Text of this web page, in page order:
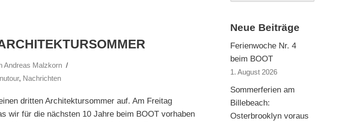
Andreas Malzkorn
, Nachrichten
dritten Architektursommer auf. Am Freitag
wir für die nächsten 10 Jahre beim BOOT vorhaben
Neue Beiträge
Ferienwoche Nr. 4
beim BOOT
1. August 2026
Sommerferien am
Billebeach:
Osterbrooklyn voraus